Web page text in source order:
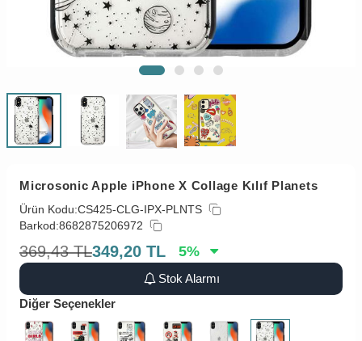
Microsonic Apple iPhone X Collage Kılıf Planets
Ürün Kodu:CS425-CLG-IPX-PLNTS
Barkod:8682875206972
369,43 TL349,20 TL 5%
Stok Alarmı
Diğer Seçenekler